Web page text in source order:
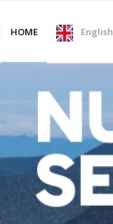
HOME English